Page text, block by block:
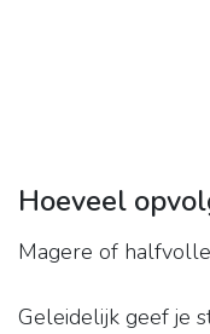
Hoeveel
Magere of
Geleidelijk geef je